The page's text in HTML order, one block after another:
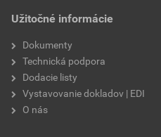
Užitočné informácie
Dokumenty
Technická podpora
Dodacie listy
Vystavovanie dokladov | EDI
O nás